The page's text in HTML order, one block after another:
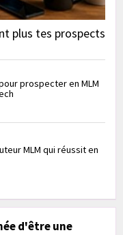
plus tes prospects
prospecter en MLM
MLM qui réussit en
d'être une